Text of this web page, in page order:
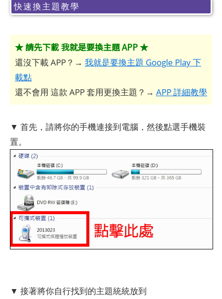
快速換主題教學
★ 請先下載 我就是要換主題 APP ★
還沒下載 APP？→ 我就是要換主題 Google Play 下
載點
還不會用 這款 APP 套用更換主題？→ APP 詳細教學
▼ 首先，請將你的手機連接到電腦，然後點選手機裝
置。
▼ 接著將你自行找到的主題統統放到